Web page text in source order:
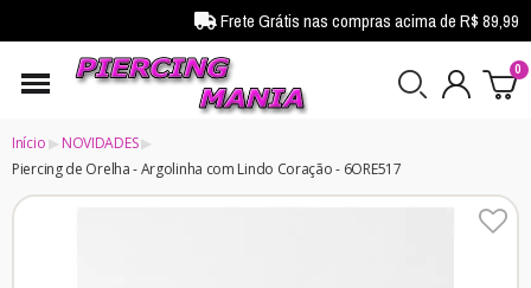
Frete Grátis nas compras acima de R$ 89,99
Início
NOVIDADES
Piercing de Orelha - Argolinha com Lindo Coração - 6ORE517